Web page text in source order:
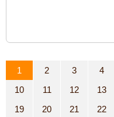
1 2 3 4
10
11 12 13
19
20 21 22